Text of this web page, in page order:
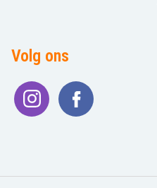
Volg ons